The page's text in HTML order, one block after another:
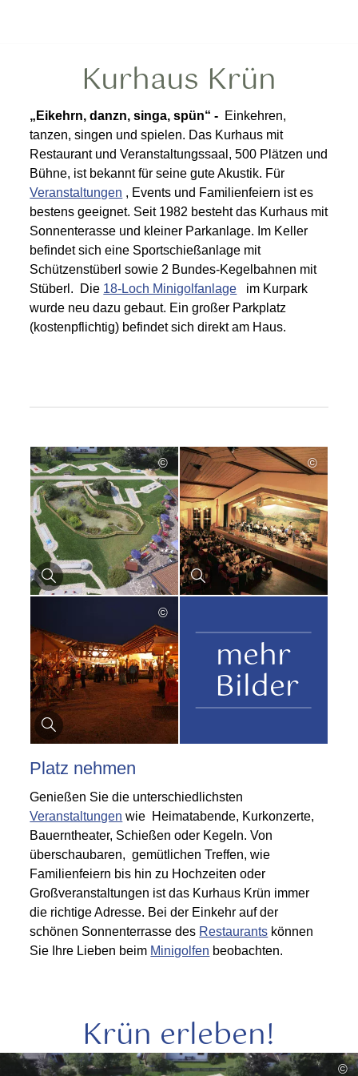
Kurhaus Krün
„Eikehrn, danzn, singa, spün“ - Einkehren,
tanzen, singen und spielen. Das Kurhaus mit
Restaurant und Veranstaltungssaal, 500 Plätzen und
Bühne, ist bekannt für seine gute Akustik. Für
Veranstaltungen , Events und Familienfeiern ist es
bestens geeignet. Seit 1982 besteht das Kurhaus mit
Sonnenterasse und kleiner Parkanlage. Im Keller
befindet sich eine Sportschießanlage mit
Schützenstüberl sowie 2 Bundes-Kegelbahnen mit
Stüberl. Die 18-Loch Minigolfanlage im Kurpark
wurde neu dazu gebaut. Ein großer Parkplatz
(kostenpflichtig) befindet sich direkt am Haus.
© ©
©
mehr
Bilder
Platz nehmen
Genießen Sie die unterschiedlichsten
Veranstaltungen wie Heimatabende, Kurkonzerte,
Bauerntheater, Schießen oder Kegeln. Von
überschaubaren, gemütlichen Treffen, wie
Familienfeiern bis hin zu Hochzeiten oder
Großveranstaltungen ist das Kurhaus Krün immer
die richtige Adresse. Bei der Einkehr auf der
schönen Sonnenterrasse des Restaurants können
Sie Ihre Lieben beim Minigolfen beobachten.
Krün erleben!
©
mehr
lesen